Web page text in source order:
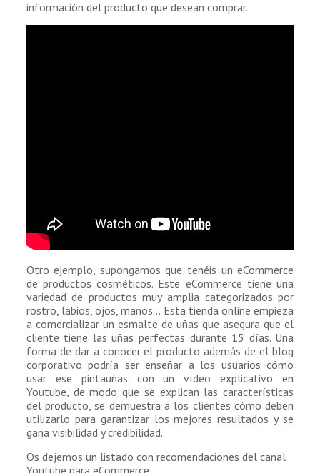
información del producto que desean comprar.
Otro ejemplo, supongamos que tenéis un eCommerce
de productos cosméticos. Este eCommerce tiene una
variedad de productos muy amplia categorizados por
rostro, labios, ojos, manos… Esta tienda online empieza
a comercializar un esmalte de uñas que asegura que el
cliente tiene las uñas perfectas durante 15 días. Una
forma de dar a conocer el producto además de el blog
corporativo podría ser enseñar a los usuarios cómo
usar ese pintauñas con un vídeo explicativo en
Youtube, de modo que se explican las características
del producto, se demuestra a los clientes cómo deben
utilizarlo para garantizar los mejores resultados y se
gana visibilidad y credibilidad.
Os dejemos un listado con recomendaciones del canal